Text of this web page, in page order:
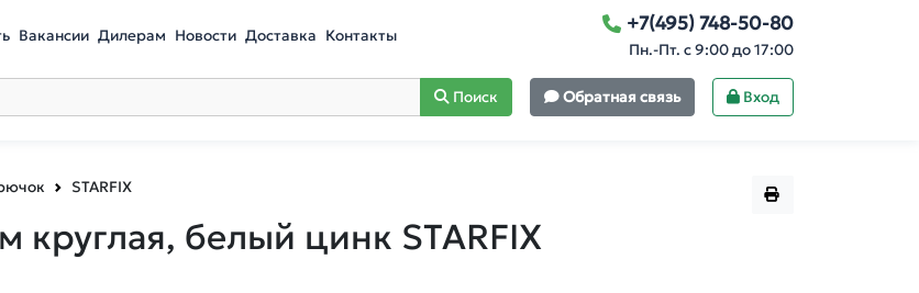
Вакансии Дилерам Новости Доставка Контакты +7(495) 748-50-80
Пн.-Пт. с 9:00 до 17:00
Поиск Обратная связь Вход
STARFIX
белый цинк STARFIX